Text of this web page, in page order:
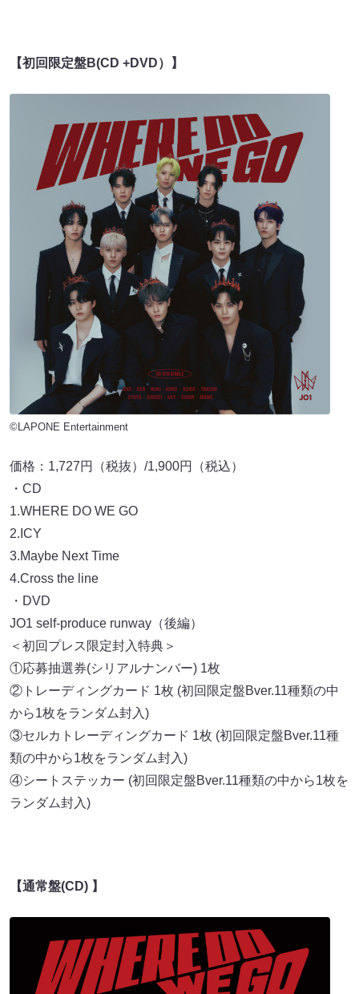
【初回限定盤B(CD +DVD）】
©LAPONE Entertainment
価格：1,727円（税抜）/1,900円（税込）
・CD
1.WHERE DO WE GO
2.ICY
3.Maybe Next Time
4.Cross the line
・DVD
JO1 self-produce runway（後編）
＜初回プレス限定封入特典＞
①応募抽選券(シリアルナンバー) 1枚
②トレーディングカード 1枚 (初回限定盤Bver.11種類の中
から1枚をランダム封入)
③セルカトレーディングカード 1枚 (初回限定盤Bver.11種
類の中から1枚をランダム封入)
④シートステッカー (初回限定盤Bver.11種類の中から1枚を
ランダム封入)
【通常盤(CD) 】